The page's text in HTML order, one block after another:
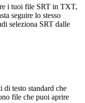
i tuoi file SRT in TXT,
seguire lo stesso
seleziona SRT dalle
testo standard che
file che puoi aprire